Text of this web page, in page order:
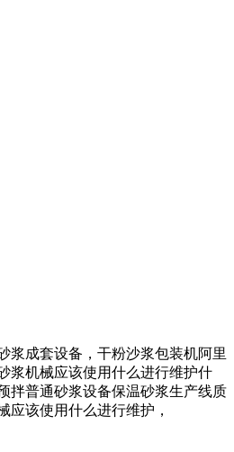
成套设备，干粉沙浆包装机阿里
浆机械应该使用什么进行维护什
拌普通砂浆设备保温砂浆生产线质
该使用什么进行维护，